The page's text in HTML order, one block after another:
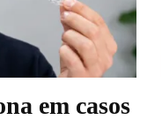
em casos